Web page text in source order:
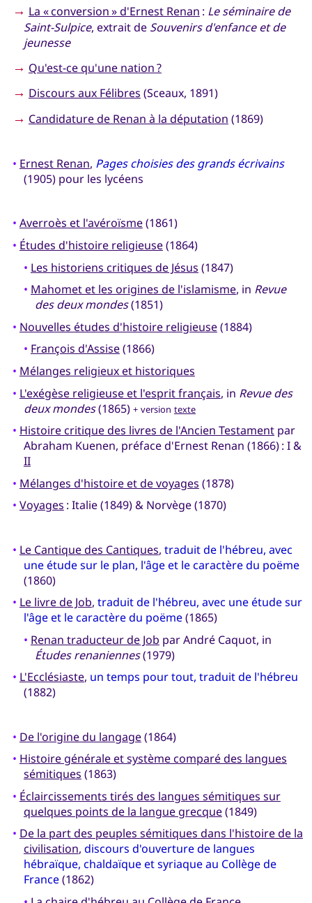
→ La « conversion » d'Ernest Renan : Le séminaire de
Saint-Sulpice, extrait de Souvenirs d'enfance et de
jeunesse
→ Qu'est-ce qu'une nation ?
→ Discours aux Félibres (Sceaux, 1891)
→ Candidature de Renan à la députation (1869)
• Ernest Renan, Pages choisies des grands écrivains
(1905) pour les lycéens
• Averroès et l'avéroïsme(1861)
• Études d'histoire religieuse(1864)
• Les historiens critiques de Jésus (1847)
• Mahomet et les origines de l'islamisme, in Revue
des deux mondes(1851)
• Nouvelles études d'histoire religieuse(1884)
• François d'Assise(1866)
• Mélanges religieux et historiques
• L'exégèse religieuse et l'esprit français, in Revue des
deux mondes(1865) + version texte
• Histoire critique des livres de l'Ancien Testamentpar
Abraham Kuenen, préface d'Ernest Renan (1866) : I &
II
• Mélanges d'histoire et de voyages (1878)
• Voyages : Italie (1849) & Norvège (1870)
• Le Cantique des Cantiques, traduit de l'hébreu, avec
une étude sur le plan, l'âge et le caractère du poëme
(1860)
• Le livre de Job, traduit de l'hébreu, avec une étude sur
l'âge et le caractère du poëme(1865)
• Renan traducteur de Job par André Caquot, in
Études renaniennes(1979)
• L'Ecclésiaste, un temps pour tout, traduit de l'hébreu
(1882)
• De l'origine du langage(1864)
• Histoire générale et système comparé des langues
sémitiques (1863)
• Éclaircissements tirés des langues sémitiques sur
quelques points de la langue grecque(1849)
• De la part des peuples sémitiques dans l'histoire de la
civilisation, discours d'ouverture de langues
hébraïque, chaldaïque et syriaque au Collège de
France(1862)